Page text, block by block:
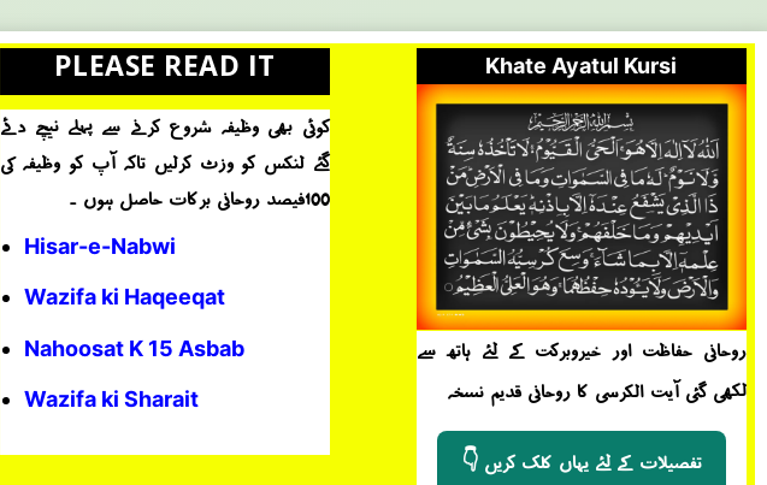
PLEASE READ IT
کوئی بھی وظیفہ شروع کرنے سے پہلے نیچے دئے
گئے لنکس کو وزٹ کرلیں تاکہ آپ کو وظیفہ کی
100فیصد روحانی برکات حاصل ہوں ۔
Hisar-e-Nabwi
Wazifa ki Haqeeqat
Nahoosat K 15 Asbab
Wazifa ki Sharait
Khate Ayatul Kursi
روحانی حفاظت اور خیروبرکت کے لئے ہاتھ سے
لکھی گئی آیت الکرسی کا روحانی قدیم نسخہ
👇 تفصیلات کے لئے یہاں کلک کریں